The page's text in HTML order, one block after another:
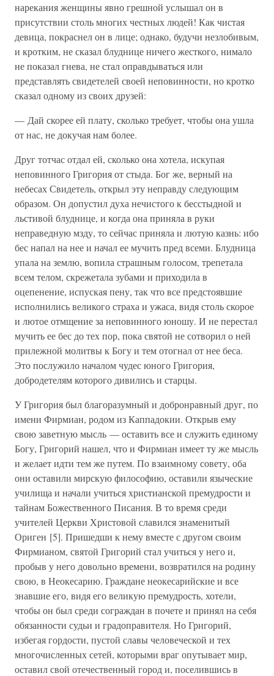
нарекания женщины явно грешной услышал он в
присутствии столь многих честных людей! Как чистая
девица, покраснел он в лице; однако, будучи незлобивым,
и кротким, не сказал блуднице ничего жесткого, нимало
не показал гнева, не стал оправдываться или
представлять свидетелей своей неповинности, но кротко
сказал одному из своих друзей:
— Дай скорее ей плату, сколько требует, чтобы она ушла
от нас, не докучая нам более.
Друг тотчас отдал ей, сколько она хотела, искупая
неповинного Григория от стыда. Бог же, верный на
небесах Свидетель, открыл эту неправду следующим
образом. Он допустил духа нечистого к бесстыдной и
льстивой блуднице, и когда она приняла в руки
неправедную мзду, то сейчас приняла и лютую казнь: ибо
бес напал на нее и начал ее мучить пред всеми. Блудница
упала на землю, вопила страшным голосом, трепетала
всем телом, скрежетала зубами и приходила в
оцепенение, испуская пену, так что все предстоявшие
исполнились великого страха и ужаса, видя столь скорое
и лютое отмщение за неповинного юношу. И не перестал
мучить ее бес до тех пор, пока святой не сотворил о ней
прилежной молитвы к Богу и тем отогнал от нее беса.
Это послужило началом чудес юного Григория,
добродетелям которого дивились и старцы.
У Григория был благоразумный и добронравный друг, по
имени Фирмиан, родом из Каппадокии. Открыв ему
свою заветную мысль — оставить все и служить единому
Богу, Григорий нашел, что и Фирмиан имеет ту же мысль
и желает идти тем же путем. По взаимному совету, оба
они оставили мирскую философию, оставили языческие
училища и начали учиться христианской премудрости и
тайнам Божественного Писания. В то время среди
учителей Церкви Христовой славился знаменитый
Ориген [5]. Пришедши к нему вместе с другом своим
Фирмианом, святой Григорий стал учиться у него и,
пробыв у него довольно времени, возвратился на родину
свою, в Неокесарию. Граждане неокесарийские и все
знавшие его, видя его великую премудрость, хотели,
чтобы он был среди сограждан в почете и принял на себя
обязанности судьи и градоправителя. Но Григорий,
избегая гордости, пустой славы человеческой и тех
многочисленных сетей, которыми враг опутывает мир,
оставил свой отечественный город и, поселившись в